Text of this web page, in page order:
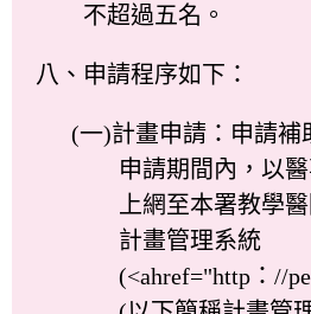
不超過五名。
八、申請程序如下：
(一)計畫申請：申請補
申請期間內，以
上網至本署教學
計畫管理系統
(<ahref="http：//